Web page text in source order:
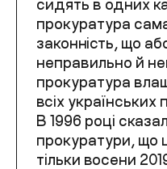
сидять в одних
прокуратура
законність, що
неправильно й
прокуратура
всіх українських
В 1996 році
прокуратури, що
тільки восени